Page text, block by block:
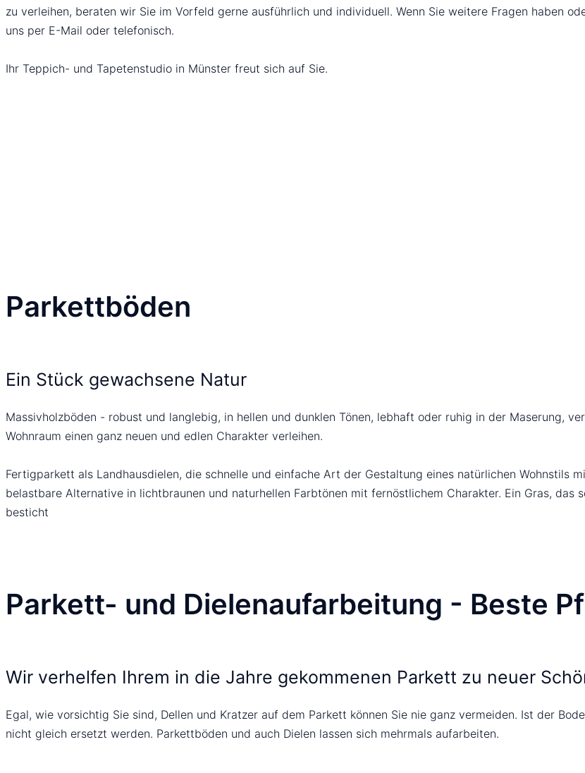
zu verleihen, beraten wir Sie im Vorfeld gerne ausführlich und individuell. Wenn Sie weitere Fragen haben
uns per E-Mail oder telefonisch.
Ihr Teppich- und Tapetenstudio in Münster freut sich auf Sie.
Parkettböden
Ein Stück gewachsene Natur
Massivholzböden - robust und langlebig, in hellen und dunklen Tönen, lebhaft oder ruhig in der Maserung,
Wohnraum einen ganz neuen und edlen Charakter verleihen.
Fertigparkett als Landhausdielen, die schnelle und einfache Art der Gestaltung eines natürlichen Wohnstils
belastbare Alternative in lichtbraunen und naturhellen Farbtönen mit fernöstlichem Charakter. Ein Gras,
besticht
Parkett- und Dielenaufarbeitung - Beste
Wir verhelfen Ihrem in die Jahre gekommenen Parkett zu neuer
Egal, wie vorsichtig Sie sind, Dellen und Kratzer auf dem Parkett können Sie nie ganz vermeiden. Ist der
nicht gleich ersetzt werden. Parkettböden und auch Dielen lassen sich mehrmals aufarbeiten.